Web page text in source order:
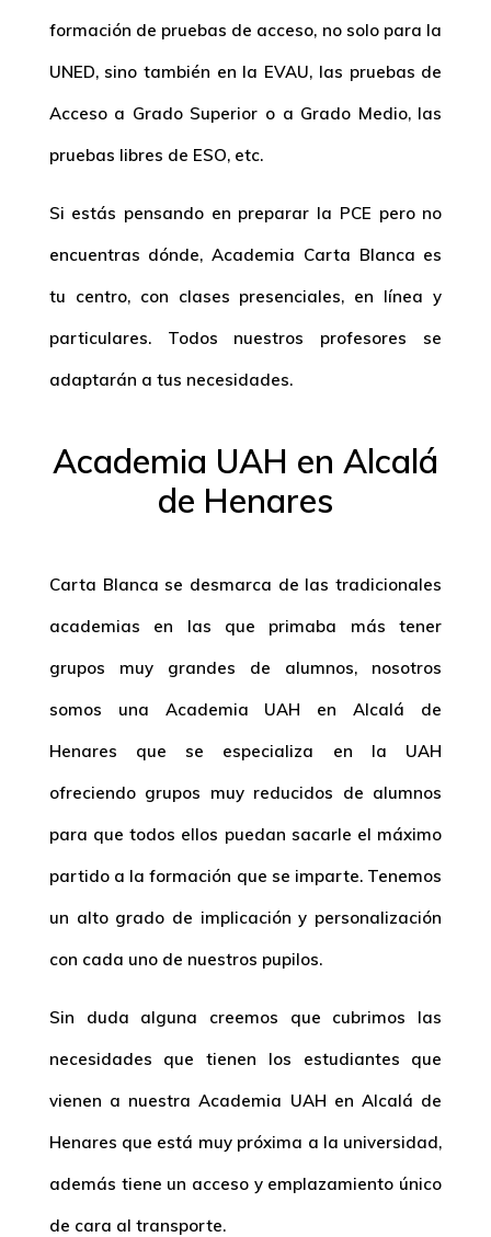
formación de pruebas de acceso, no solo para la
UNED, sino también en la EVAU, las pruebas de
Acceso a Grado Superior o a Grado Medio, las
pruebas libres de ESO, etc.
Si estás pensando en preparar la PCE pero no
encuentras dónde, Academia Carta Blanca es
tu centro, con clases presenciales, en línea y
particulares. Todos nuestros profesores se
adaptarán a tus necesidades.
Academia UAH en Alcalá
de Henares
Carta Blanca se desmarca de las tradicionales
academias en las que primaba más tener
grupos muy grandes de alumnos, nosotros
somos una Academia UAH en Alcalá de
Henares que se especializa en la UAH
ofreciendo grupos muy reducidos de alumnos
para que todos ellos puedan sacarle el máximo
partido a la formación que se imparte. Tenemos
un alto grado de implicación y personalización
con cada uno de nuestros pupilos.
Sin duda alguna creemos que cubrimos las
necesidades que tienen los estudiantes que
vienen a nuestraAcademia UAH en Alcalá de
Henares que está muy próxima a la universidad,
además tiene un acceso y emplazamiento único
de cara al transporte.